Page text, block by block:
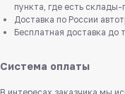
пункта, где есть
Доставка по России
Бесплатная доставка до
Система оплаты